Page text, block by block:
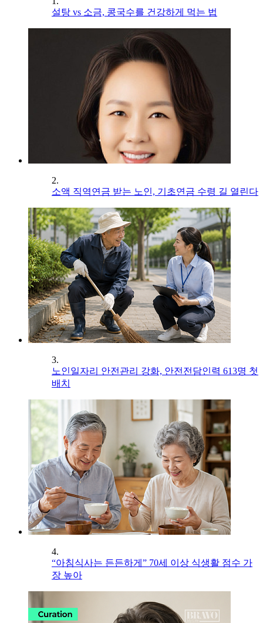
설탕 vs 소금, 콩국수를 건강하게 먹는 법
2.
소액 직역연금 받는 노인, 기초연금 수령 길 열린다
3.
노인일자리 안전관리 강화, 안전전담인력 613명 첫
배치
4.
“아침식사는 든든하게” 70세 이상 식생활 점수 가
장 높아